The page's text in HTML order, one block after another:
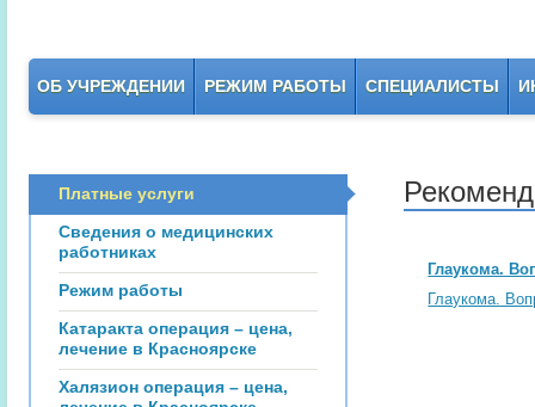
ОБ УЧРЕЖДЕНИИ РЕЖИМ РАБОТЫ СПЕЦИАЛИСТЫ
Платные услуги
Сведения о медицинских
работниках
Режим работы
Катаракта операция – цена,
лечение в Красноярске
Халязион операция – цена,
Глаукома.
Глаукома.